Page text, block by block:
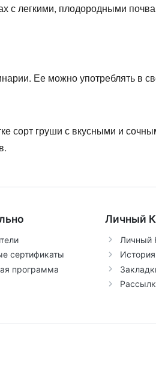
с легкими, плодородными
Ее можно употреблять в
сорт груши с вкусными и
сертификаты
программа
Личный
Личный